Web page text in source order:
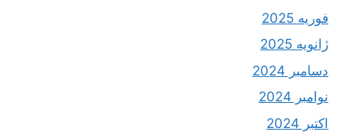
فوریه 2025
ژانویه 2025
دسامبر 2024
نوامبر 2024
اکتبر 2024